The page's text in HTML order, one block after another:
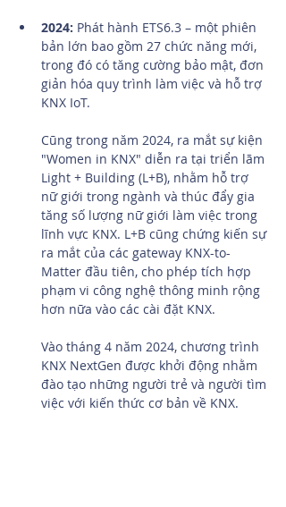
2024: Phát hành ETS6.3 – một phiên
bản lớn bao gồm 27 chức năng mới,
trong đó có tăng cường bảo mật, đơn
giản hóa quy trình làm việc và hỗ trợ
KNX IoT.
Cũng trong năm 2024, ra mắt sự kiện
"Women in KNX" diễn ra tại triển lãm
Light + Building (L+B), nhằm hỗ trợ
nữ giới trong ngành và thúc đẩy gia
tăng số lượng nữ giới làm việc trong
lĩnh vực KNX. L+B cũng chứng kiến sự
ra mắt của các gateway KNX-to-
Matter đầu tiên, cho phép tích hợp
phạm vi công nghệ thông minh rộng
hơn nữa vào các cài đặt KNX.
Vào tháng 4 năm 2024, chương trình
KNX NextGen được khởi động nhằm
đào tạo những người trẻ và người tìm
việc với kiến thức cơ bản về KNX.